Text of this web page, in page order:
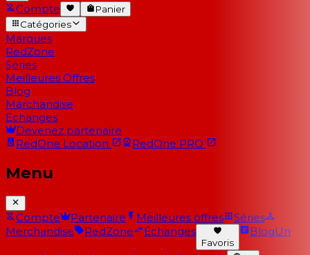
Compte
Panier
Catégories
Marques
RedZone
Séries
Meilleures Offres
Blog
Marchandise
Échanges
Devenez partenaire
RedOne Location RedOne PRO
Menu
Compte Partenaire Meilleures offres
Séries
Merchandise
RedZone Échanges
Favoris
BlogUn